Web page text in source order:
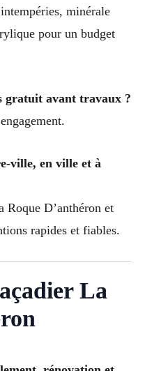
minérale
pour un budget
gratuit avant travaux ?
ville, en ville et à
D’anthéron et
rapides et fiables.
La